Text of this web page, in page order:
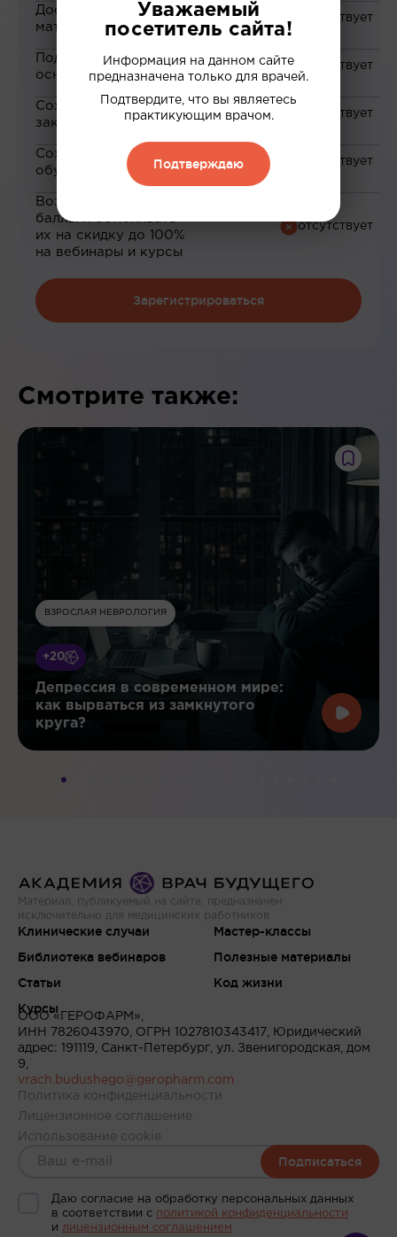
Доступ к закрытым
материалам
Подборка материалов на
основе ваших интересов
Сохранение материалов в
закладки
Сохранение прогресса по
обучению
Возможность зарабатывать
баллы и обменивать
их на скидку до 100%
на вебинары и курсы
Зарегистрироваться
Смотрите также:
ВЗРОСЛАЯ НЕВРОЛОГИЯ
+20
Депрессия в современном мире:
как вырваться из замкнутого
круга?
Материал, публикуемый на сайте, предназначен
исключительно для медицинских работников
Клинические случаи
Библиотека вебинаров
Статьи
Курсы
Мастер-классы
Полезные материалы
Код жизни
ООО «ГЕРОФАРМ»,
ИНН 7826043970, ОГРН 1027810343417, Юридический
адрес: 191119, Санкт-Петербург, ул. Звенигородская, дом
9,
vrach.budushego@geropharm.com
Политика конфиденциальности
Лицензионное соглашение
Использование cookie
Подписаться
Даю согласие на обработку персональных данных
в соответствии c политикой конфиденциальности
и лицензионным соглашением
Уважаемый
посетитель сайта!
Информация на данном сайте
предназначена только для врачей.
Подтвердите, что вы являетесь
практикующим врачом.
Подтверждаю